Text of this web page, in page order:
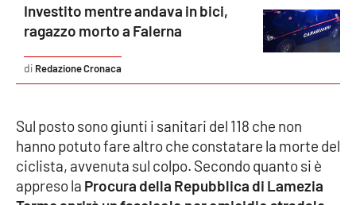
Economia e Lavoro
Politica
Società
Sport
Investito mentre andava in bici,
ragazzo morto a Falerna
Redazione Cronaca
Sul posto sono giunti i sanitari del 118 che non
hanno potuto fare altro che constatare la morte del
ciclista, avvenuta sul colpo. Secondo quanto si è
appreso la Procura della Repubblica di Lamezia